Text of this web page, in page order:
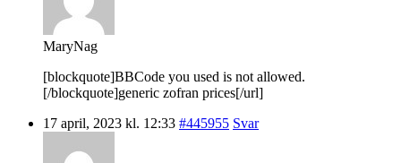
MaryNag
[blockquote]BBCode you used is not allowed.
[/blockquote]generic zofran prices[/url]
17 april, 2023 kl. 12:33 #445955 Svar